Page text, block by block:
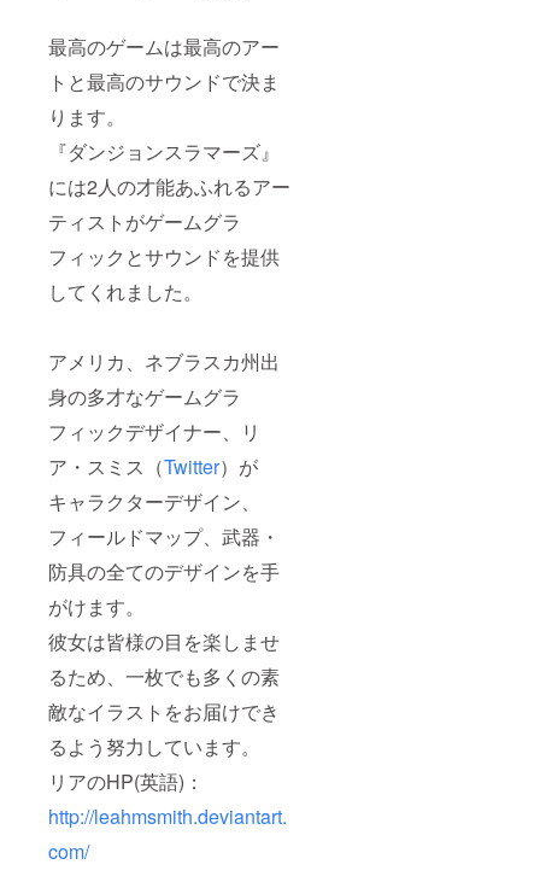
最高のゲームは最高のアー
トと最高のサウンドで決ま
ります。
『ダンジョンスラマーズ』
には2人の才能あふれるアー
ティストがゲームグラ
フィックとサウンドを提供
してくれました。
アメリカ、ネブラスカ州出
身の多才なゲームグラ
フィックデザイナー、リ
ア・スミス（Twitter）が
キャラクターデザイン、
フィールドマップ、武器・
防具の全てのデザインを手
がけます。
彼女は皆様の目を楽しませ
るため、一枚でも多くの素
敵なイラストをお届けでき
るよう努力しています。
リアのHP(英語)：
http://leahmsmith.deviantart.
com/